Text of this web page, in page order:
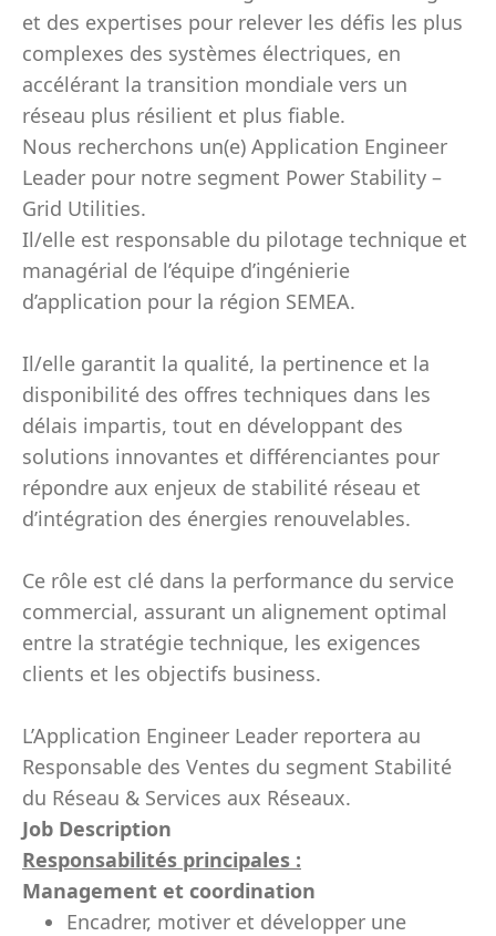
et des expertises pour relever les défis les plus
complexes des systèmes électriques, en
accélérant la transition mondiale vers un
réseau plus résilient et plus fiable.
Nous recherchons un(e) Application Engineer
Leader pour notre segment Power Stability –
Grid Utilities.
Il/elle est responsable du pilotage technique et
managérial de l’équipe d’ingénierie
d’application pour la région SEMEA.
Il/elle garantit la qualité, la pertinence et la
disponibilité des offres techniques dans les
délais impartis, tout en développant des
solutions innovantes et différenciantes pour
répondre aux enjeux de stabilité réseau et
d’intégration des énergies renouvelables.
Ce rôle est clé dans la performance du service
commercial, assurant un alignement optimal
entre la stratégie technique, les exigences
clients et les objectifs business.
L’Application Engineer Leader reportera au
Responsable des Ventes du segment Stabilité
du Réseau & Services aux Réseaux.
Job Description
Responsabilités principales :
Management et coordination
Encadrer, motiver et développer une